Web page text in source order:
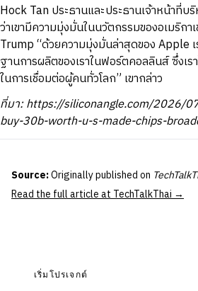
Hock Tan ประธานและประธานเจ้าหน้าที่บ
ว่าเขามีความมุ่งมั่นในนวัตกรรมของอเมริก
Trump “ด้วยความมุ่งมั่นล่าสุดของ Apple
ฐานการผลิตของเราในฟอร์ตคอลลินส์ ซึ่งเร
ในการเชื่อมต่อผู้คนทั่วโลก” เขากล่าว
ที่มา: https://siliconangle.com/2026/
buy-30b-worth-u-s-made-chips-
Source:Originally published on
Read the full article at TechTalkThai →
เริ่มโปรเจกต์